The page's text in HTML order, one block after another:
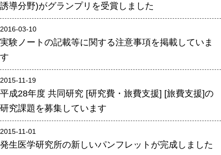
研究不正防止対策
災害対策
男女共同参画事業
関連リンク
研究分野紹介
ゲノム神経学分野
細胞脂質代謝分野
誘導分野)がグランプリを受賞しました
2016-03-10
実験ノートの記載等に関する注意事項を掲載していま
す
2015-11-19
平成28年度 共同研究 [研究費・旅費支援] [旅費支援]の
研究課題を募集しています
2015-11-01
発生医学研究所の新しいパンフレットが完成しました